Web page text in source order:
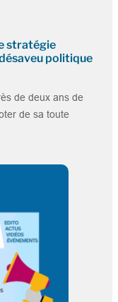
stratégie
politique
de deux ans de
de sa toute